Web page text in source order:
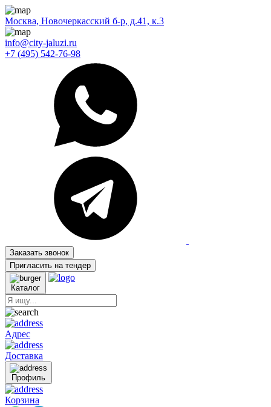
Москва, Новочеркасский б-р, д.41, к.3
info@city-jaluzi.ru
+7 (495) 542-76-98
Заказать звонок
Пригласить на тендер
Каталог
Адрес
Доставка
Профиль
Корзина